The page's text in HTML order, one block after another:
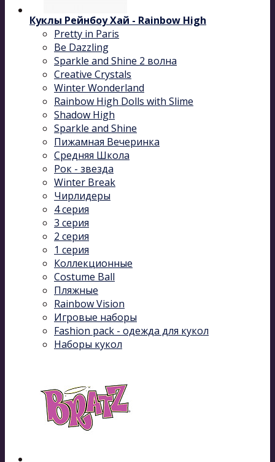
Куклы Рейнбоу Хай - Rainbow High
Pretty in Paris
Be Dazzling
Sparkle and Shine 2 волна
Сreative Сrystals
Winter Wonderland
Rainbow High Dolls with Slime
Shadow High
Sparkle and Shine
Пижамная Вечеринка
Средняя Школа
Рок - звезда
Winter Break
Чирлидеры
4 серия
3 серия
2 серия
1 серия
Коллекционные
Costume Ball
Пляжные
Rainbow Vision
Игровые наборы
Fashion pack - одежда для кукол
Наборы кукол